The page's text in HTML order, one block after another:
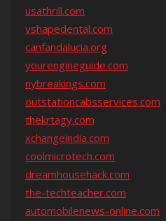
usathrill.com
vshapedental.com
canfandalucia.org
yourengineguide.com
nybreakings.com
outstationcabsservices.com
thekrtagy.com
xchangeindia.com
coolmicrotech.com
dreamhousehack.com
the-techteacher.com
automobilenews-online.com